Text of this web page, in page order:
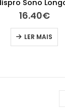
16.40€
LER MAIS